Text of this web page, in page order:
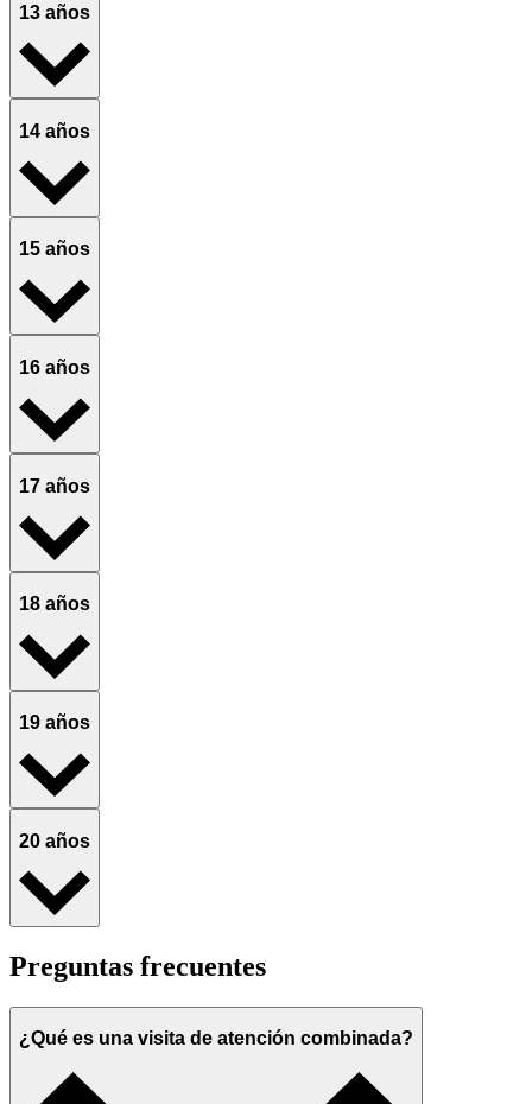
13 años
14 años
15 años
16 años
17 años
18 años
19 años
20 años
Preguntas frecuentes
¿Qué es una visita de atención combinada?